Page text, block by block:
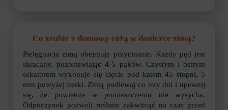
Co zrobić z domową różą w doniczce zimą?
Pielęgnacja zimą obejmuje przycinanie. Każdy pęd jest
skracany, pozostawiając 4-5 pąków. Czystym i ostrym
sekatorem wykonuje się cięcie pod kątem 45 stopni, 5
mm powyżej nerki. Zimą podlewaj co trzy dni i upewnij
się, że powietrze w pomieszczeniu nie wysycha.
Odpoczynek pozwoli roślinie zakwitnąć na czas przed